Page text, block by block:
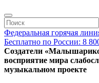
Федеральная горячая
Бесплатно по России: 8
Создатели
восприятие мира
музыкальном проекте